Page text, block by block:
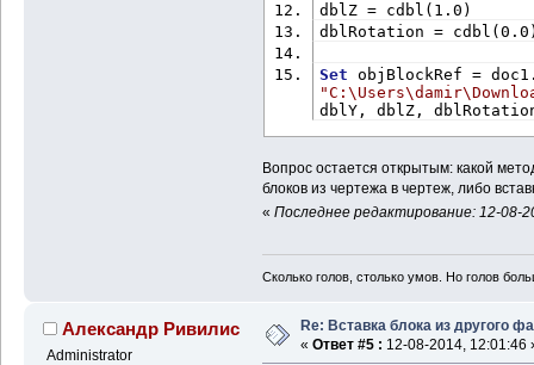
dblZ = cdbl(1.0)
dblRotation =
Set
dblY, dblZ,
Вопрос остается открытым: какой
блоков из чертежа в чертеж, либо
« Последнее редактирование: 12-08-
Сколько голов, столько умов. Но голов
Александр Ривилис
Administrator
Re: Вставка блока из другого
« Ответ #5 : 12-08-2014, 12:01:46